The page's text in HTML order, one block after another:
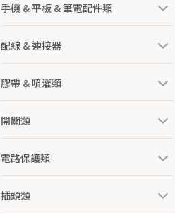
手機 & 平板 & 筆電配件類
配線 & 連接器
膠帶 & 噴灌類
開關類
電路保護類
插頭類